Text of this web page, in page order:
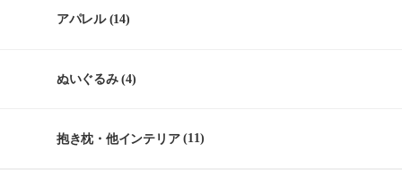
アパレル(14)
ぬいぐるみ(4)
抱き枕・他インテリア(11)